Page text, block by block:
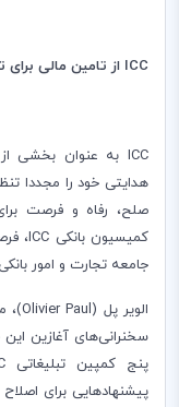
ICC از تامین مالی
ICC به عنوان بخشی
هدایتی خود را مجددا
صلح، رفاه و فرصت
کمیسیون بانکی ICC،
جامعه تجارت و امور
الویر پل (Olivier Paul)،
سخنرانی‌های آغازین
پنج کمپین تبلیغاتی
پیشنهادهایی برای